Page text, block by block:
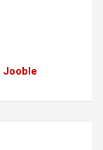
Jooble